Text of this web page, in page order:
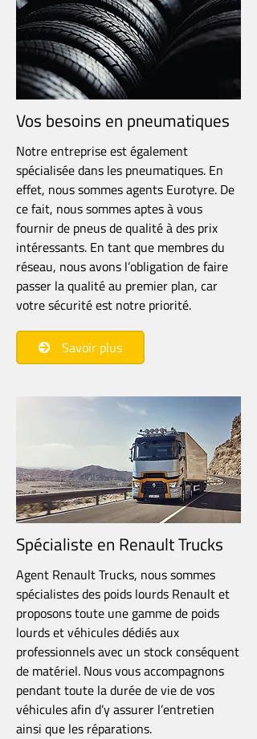
Le spécialiste voiture & camion :
dépannage, pneus, installation
éthylotest anti-démarrage (Alcolock)
Entreprise familiale installée à
Jamoigne, le Garage Herbeuval est
un spécialiste en pneus, voitures,
camions et véhicules agricoles.
Achat, entretien toutes marques,
réparation ou rénovation de votre
flotte, notre équipe se tient prête à
relever tous vos défis.
Contactez-nous
061 46 10 60
Vos besoins en pneumatiques
Notre entreprise est également
spécialisée dans les pneumatiques. En
effet, nous sommes agents Eurotyre. De
ce fait, nous sommes aptes à vous
fournir de pneus de qualité à des prix
intéressants. En tant que membres du
réseau, nous avons l’obligation de faire
passer la qualité au premier plan, car
votre sécurité est notre priorité.
Savoir plus
Spécialiste en Renault Trucks
Agent Renault Trucks, nous sommes
spécialistes des poids lourds Renault et
proposons toute une gamme de poids
lourds et véhicules dédiés aux
professionnels avec un stock conséquent
de matériel. Nous vous accompagnons
pendant toute la durée de vie de vos
véhicules afin d’y assurer l’entretien
ainsi que les réparations.